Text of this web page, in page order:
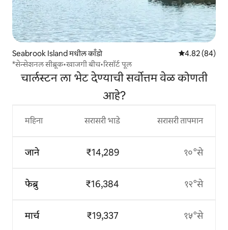
Seabrook Island मधील काँडो 5 पैकी 4.82
4.82 (84)
*सेन्सेशनल सीब्रूक•खाजगी बीच•रिसॉर्ट पूल
चार्लस्टन ला भेट देण्याची सर्वोत्तम वेळ कोणती
आहे?
महिना
जाने
फेब्रु
मार्च
सरासरी भाडे
₹14,289
₹16,384
₹19,337
सरासरी तापमान
१०°से
१२°से
१५°से